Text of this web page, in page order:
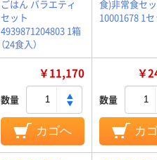
ごはん バラエティ
セット
4939871204803 1箱
（24食入）
食)非常食セ
10001678 1
￥11,170
数量
カゴへ
￥
数量
カ